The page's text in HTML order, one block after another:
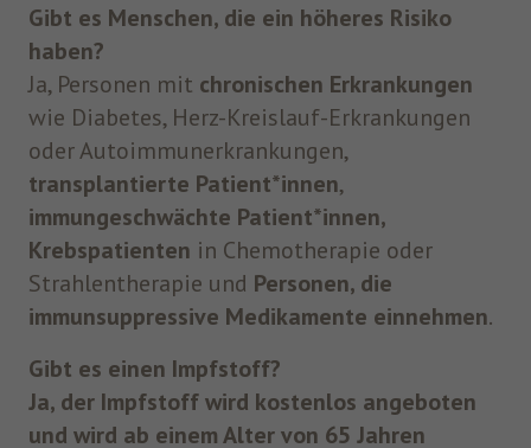
Gibt es Menschen, die ein höheres Risiko
haben?
Ja, Personen mit chronischen Erkrankungen
wie Diabetes, Herz-Kreislauf-Erkrankungen
oder Autoimmunerkrankungen,
transplantierte Patient*innen,
immungeschwächte Patient*innen,
Krebspatienten in Chemotherapie oder
Strahlentherapie und Personen, die
immunsuppressive Medikamente einnehmen.
Gibt es einen Impfstoff?
Ja, der Impfstoff wird kostenlos angeboten
und wird ab einem Alter von 65 Jahren